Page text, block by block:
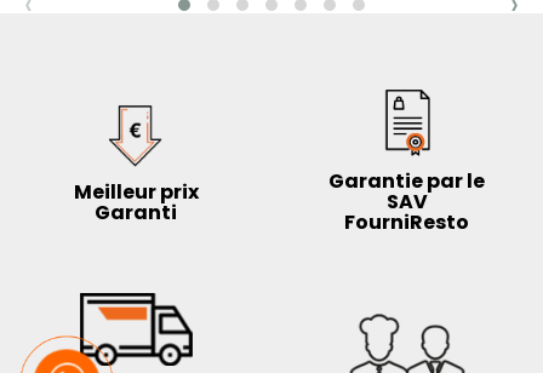
Meilleur prix
Garanti
Garantie par le
SAV
FourniResto